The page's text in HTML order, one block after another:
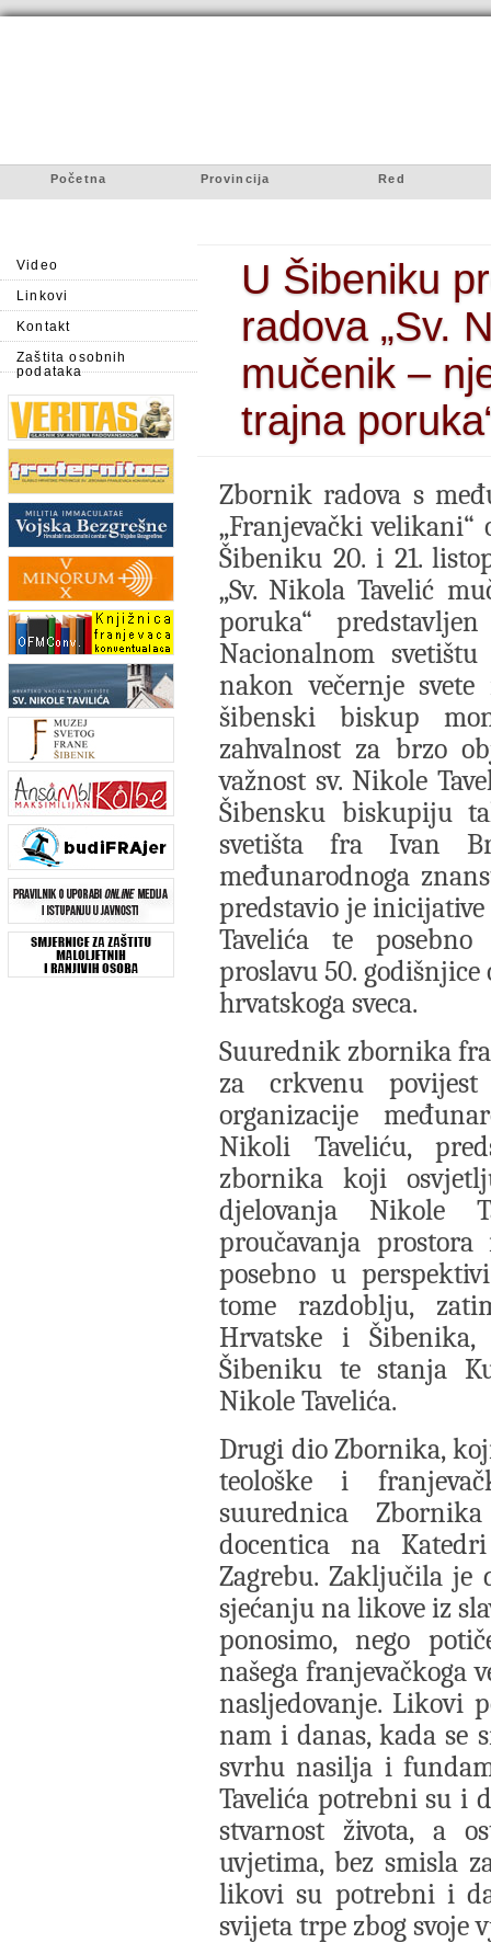
Početna Provincija Red
Video
Linkovi
Kontakt
Zaštita osobnih
podataka
U Šibeniku
radova „Sv.
mučenik –
trajna
Zbornik radova s
„Franjevački velikani“
Šibeniku 20. i 21.
„Sv. Nikola Tavelić
poruka“
Nacionalnom
nakon večernje
šibenski biskup
zahvalnost za brzo
važnost sv. Nikole
Šibensku biskupiju
svetišta fra Ivan
međunarodnoga
predstavio je inicijative
Tavelića te
proslavu 50. godišnjice
hrvatskoga sveca.
Suurednik zbornika
za crkvenu
organizacije
Nikoli Taveliću,
zbornika koji
djelovanja Nikole
proučavanja
posebno u
tome razdoblju,
Hrvatske i
Šibeniku te stanja
Nikole Tavelića.
Drugi dio Zbornika,
teološke i
suurednica
docentica na
Zagrebu. Zaključila je
sjećanju na likove iz
ponosimo, nego
našega franjevačkoga
nasljedovanje. Likovi
nam i danas, kada se
svrhu nasilja i
Tavelića potrebni su i
stvarnost života, a
uvjetima, bez smisla
likovi su potrebni i
svijeta trpe zbog svoje